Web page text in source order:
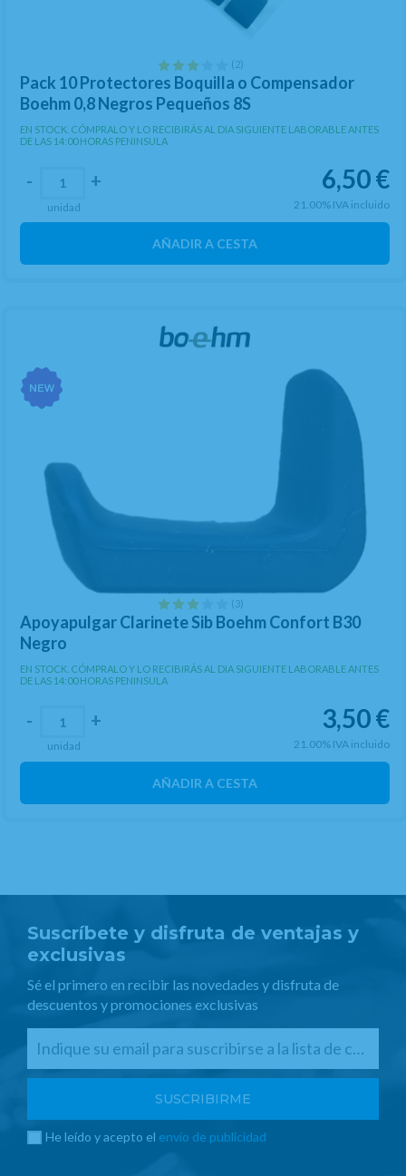
(2)
Pack 10 Protectores Boquilla o Compensador
Boehm 0,8 Negros Pequeños 8S
EN STOCK. CÓMPRALO Y LO RECIBIRÁS AL DIA SIGUIENTE LABORABLE ANTES
DE LAS 14:00 HORAS PENINSULA
6,50€
21.00% IVA incluido
- +
unidad
AÑADIR A CESTA
(3)
Apoyapulgar Clarinete Sib Boehm Confort B30
Negro
EN STOCK. CÓMPRALO Y LO RECIBIRÁS AL DIA SIGUIENTE LABORABLE ANTES
DE LAS 14:00 HORAS PENINSULA
3,50€
21.00% IVA incluido
- +
unidad
AÑADIR A CESTA
Suscríbete y disfruta de ventajas y
exclusivas
Sé el primero en recibir las novedades y disfruta de
descuentos y promociones exclusivas
He leído y acepto el envío de publicidad